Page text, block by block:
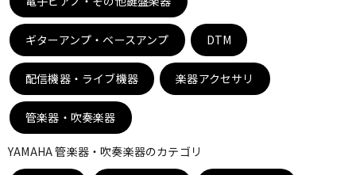
DTM
DTM オンライン納品
配信/ライブ機器 楽器アクセサリ
ギターアンプ・ベースアンプ DTM
配信機器・ライブ機器 楽器アクセサリ
管楽器・吹奏楽器
YAMAHA 管楽器・吹奏楽器のカテゴリ